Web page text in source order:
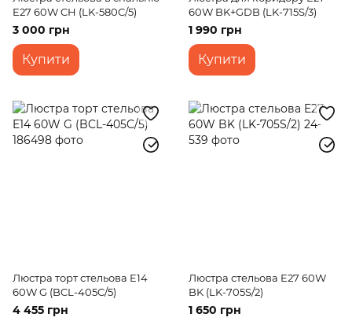
E27 60W CH (LK-580C/5)
3 000 грн
Купити
60W BK+GDB (LK-715S/3)
1 990 грн
Купити
Люстра торт стельова E14
60W G (BCL-405C/5)
4 455 грн
Люстра стельова E27 60W
BK (LK-705S/2)
1 650 грн